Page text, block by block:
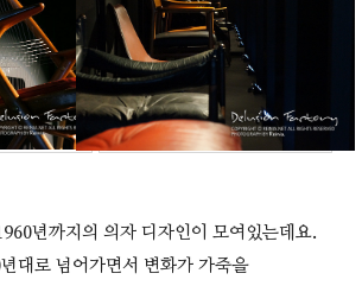
년까지의 의자 디자인이 모여있는데요.
대로 넘어가면서 변화가 가죽을